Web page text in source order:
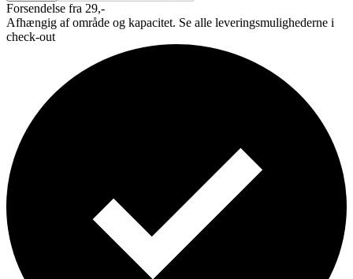
Forsendelse fra 29,-
Afhængig af område og kapacitet. Se alle leveringsmulighederne i
check-out